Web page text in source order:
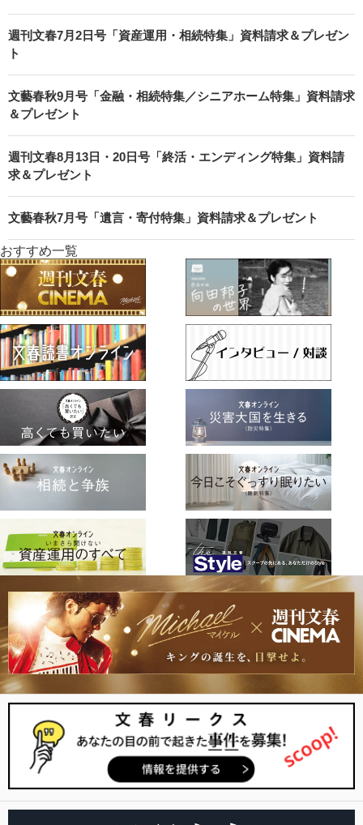
週刊文春7月2日号「資産運用・相続特集」資料請求＆プレゼン
ト
文藝春秋9月号「金融・相続特集／シニアホーム特集」資料請求
＆プレゼント
週刊文春8月13日・20日号「終活・エンディング特集」資料請
求＆プレゼント
文藝春秋7月号「遺言・寄付特集」資料請求＆プレゼント
おすすめ一覧